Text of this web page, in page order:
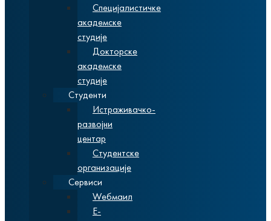
Специјалистичке
академске
студије
Докторске
академске
студије
Студенти
Истраживачко-
развојни
центар
Студентске
организације
Сервиси
Wебмаил
Е-